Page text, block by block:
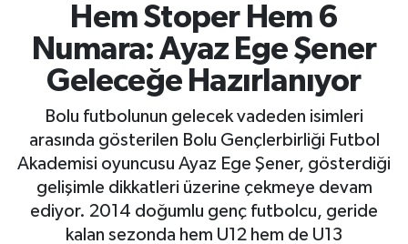
Hem Stoper Hem 6
Numara: Ayaz Ege Şener
Geleceğe Hazırlanıyor
Bolu futbolunun gelecek vadeden isimleri
arasında gösterilen Bolu Gençlerbirliği Futbol
Akademisi oyuncusu Ayaz Ege Şener, gösterdiği
gelişimle dikkatleri üzerine çekmeye devam
ediyor. 2014 doğumlu genç futbolcu, geride
kalan sezonda hem U12 hem de U13